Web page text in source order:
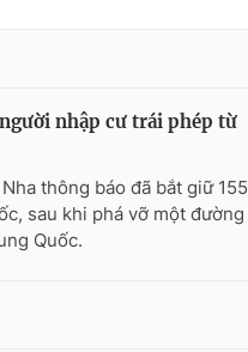
nhập cư trái phép từ
thông báo đã bắt giữ 155
sau khi phá vỡ một đường
Quốc.